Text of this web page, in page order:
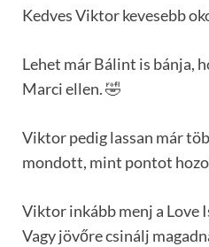
Kedves Viktor kevesebb
Lehet már Bálint is bánja,
Marci ellen. 🤣
Viktor pedig lassan már
mondott, mint pontot
Viktor inkább menj a Love
Vagy jövőre csinálj